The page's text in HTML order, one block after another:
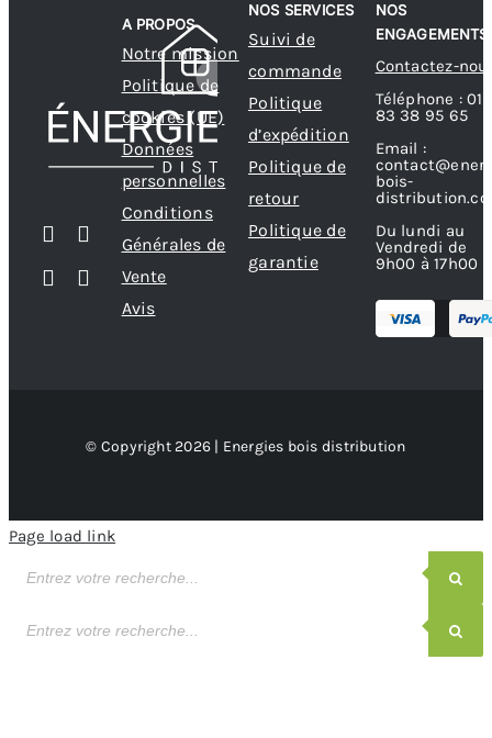
A PROPOS
Notre mission
Politique de
cookies (UE)
Données
personnelles
Conditions
Générales de
Vente
Avis
NOS SERVICES
Suivi de
commande
Politique
d’expédition
Politique de
retour
Politique de
garantie
NOS
ENGAGEMENTS
Contactez-
Téléphone : 01
83 38 95 65
Email :
bois-
Du lundi au
Vendredi de
9h00 à 17h00
© Copyright 2026 | Energies bois distribution
Page load link
de
de